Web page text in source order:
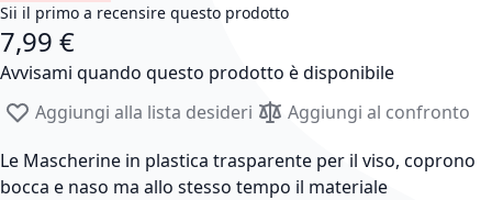
Sii il primo a recensire questo prodotto
7,99 €
Avvisami quando questo prodotto è disponibile
Aggiungi alla lista desideri
Aggiungi al confronto
Le Mascherine in plastica trasparente per il viso, coprono
bocca e naso ma allo stesso tempo il materiale